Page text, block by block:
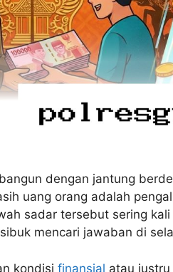
dengan jantung
uang orang adalah
sadar tersebut sering
mencari jawaban di
kondisi finansial atau